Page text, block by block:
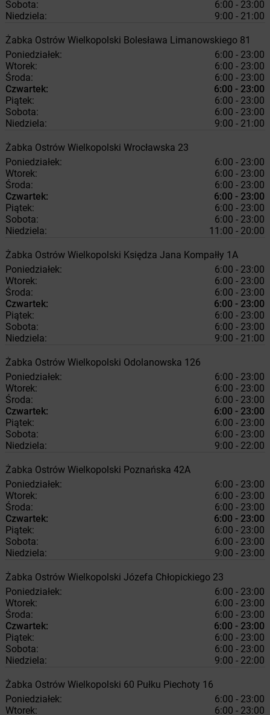
Sobota:
6:00 - 23:00
Niedziela:
9:00 - 21:00
Żabka Ostrów Wielkopolski Bolesława Limanowskiego 81
Poniedziałek:
6:00 - 23:00
Wtorek:
6:00 - 23:00
Środa:
6:00 - 23:00
Czwartek:
6:00 - 23:00
Piątek:
6:00 - 23:00
Sobota:
6:00 - 23:00
Niedziela:
9:00 - 21:00
Żabka Ostrów Wielkopolski Wrocławska 23
Poniedziałek:
6:00 - 23:00
Wtorek:
6:00 - 23:00
Środa:
6:00 - 23:00
Czwartek:
6:00 - 23:00
Piątek:
6:00 - 23:00
Sobota:
6:00 - 23:00
Niedziela:
11:00 - 20:00
Żabka Ostrów Wielkopolski Księdza Jana Kompałły 1A
Poniedziałek:
6:00 - 23:00
Wtorek:
6:00 - 23:00
Środa:
6:00 - 23:00
Czwartek:
6:00 - 23:00
Piątek:
6:00 - 23:00
Sobota:
6:00 - 23:00
Niedziela:
9:00 - 21:00
Żabka Ostrów Wielkopolski Odolanowska 126
Poniedziałek:
6:00 - 23:00
Wtorek:
6:00 - 23:00
Środa:
6:00 - 23:00
Czwartek:
6:00 - 23:00
Piątek:
6:00 - 23:00
Sobota:
6:00 - 23:00
Niedziela:
9:00 - 22:00
Żabka Ostrów Wielkopolski Poznańska 42A
Poniedziałek:
6:00 - 23:00
Wtorek:
6:00 - 23:00
Środa:
6:00 - 23:00
Czwartek:
6:00 - 23:00
Piątek:
6:00 - 23:00
Sobota:
6:00 - 23:00
Niedziela:
9:00 - 23:00
Żabka Ostrów Wielkopolski Józefa Chłopickiego 23
Poniedziałek:
6:00 - 23:00
Wtorek:
6:00 - 23:00
Środa:
6:00 - 23:00
Czwartek:
6:00 - 23:00
Piątek:
6:00 - 23:00
Sobota:
6:00 - 23:00
Niedziela:
9:00 - 22:00
Żabka Ostrów Wielkopolski 60 Pułku Piechoty 16
Poniedziałek:
6:00 - 23:00
Wtorek:
6:00 - 23:00